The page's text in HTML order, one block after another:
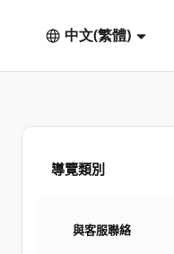
中文(繁體)
導覽類別
與客服聯絡